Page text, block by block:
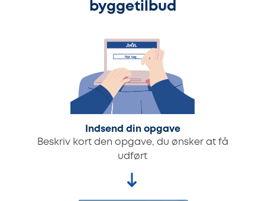
byggetilbud
Indsend din opgave
Beskriv kort den opgave, du ønsker at få
udført